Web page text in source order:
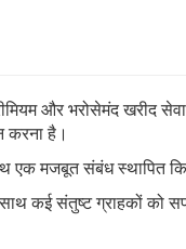
और भरोसेमंद खरीद
करना है।
एक मजबूत संबंध स्थापित
कई संतुष्ट ग्राहकों को